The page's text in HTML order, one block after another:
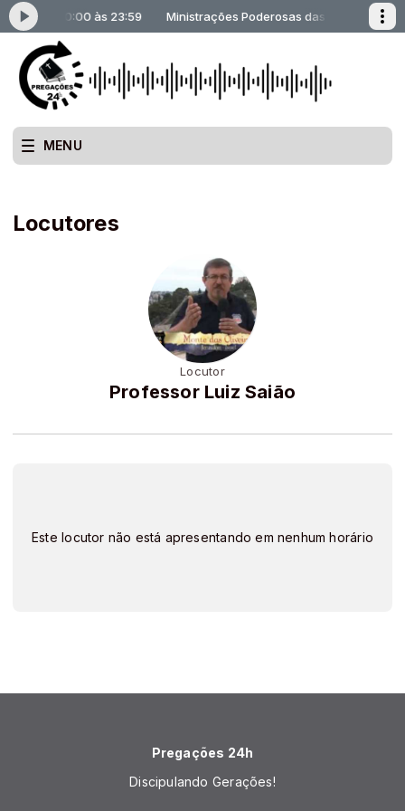
das 00:00 às 23:59 Ministrações Poderosas das 00:00 às
MENU
Locutores
Locutor
Professor Luiz Saião
Este locutor não está apresentando em nenhum horário
Pregações 24h
Discipulando Gerações!